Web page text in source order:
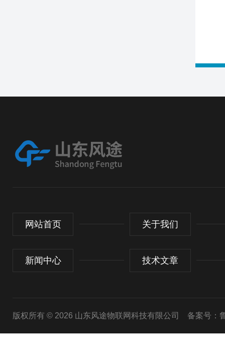
网站首页 关于我们
新闻中心 技术文章
版权所有 © 2026 山东风途物联网科技有限公司 备案号：